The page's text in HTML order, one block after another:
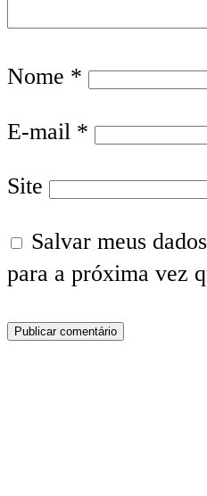
Nome *
E-mail *
Site
Salvar meus
para a próxima vez